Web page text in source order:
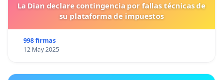
La Dian declare contingencia por fallas técnicas de
su plataforma de impuestos
998 firmas
12 May 2025